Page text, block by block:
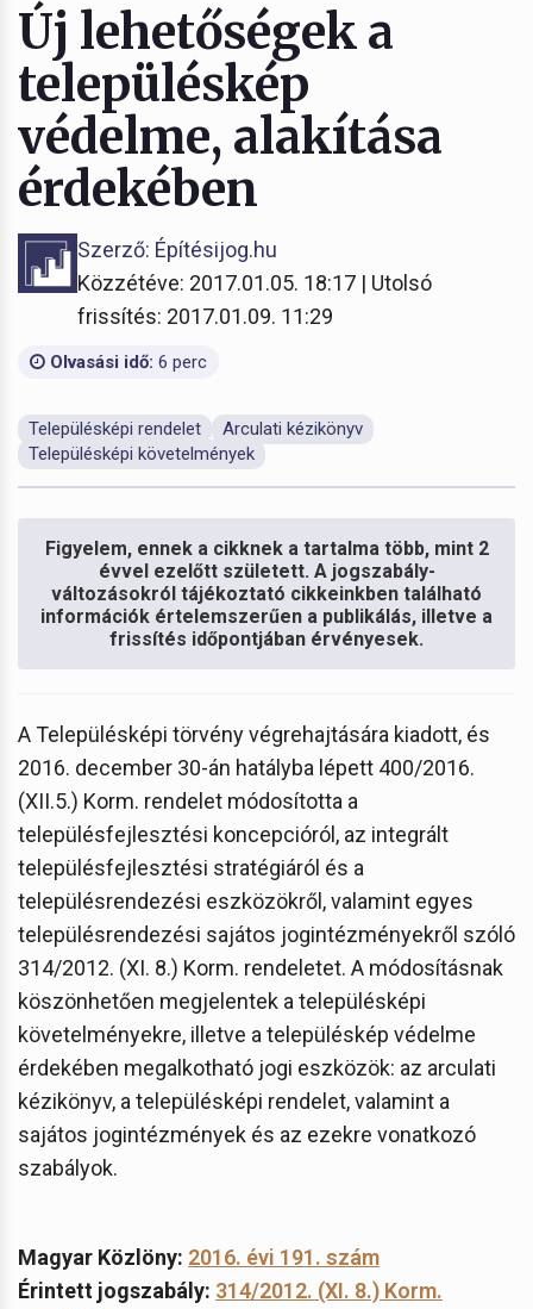
Új lehetőségek a
településkép
védelme, alakítása
érdekében
Szerző: Építésijog.hu
Közzétéve: 2017.01.05. 18:17 | Utolsó
frissítés: 2017.01.09. 11:29
Olvasási idő: 6 perc
Településképi rendelet
Arculati kézikönyv
Településképi követelmények
Figyelem, ennek a cikknek a tartalma több, mint 2
évvel ezelőtt született. A jogszabály-
változásokról tájékoztató cikkeinkben található
információk értelemszerűen a publikálás, illetve a
frissítés időpontjában érvényesek.
A Településképi törvény végrehajtására kiadott, és
2016. december 30-án hatályba lépett 400/2016.
(XII.5.) Korm. rendelet módosította a
településfejlesztési koncepcióról, az integrált
településfejlesztési stratégiáról és a
településrendezési eszközökről, valamint egyes
településrendezési sajátos jogintézményekről szóló
314/2012. (XI. 8.) Korm. rendeletet. A módosításnak
köszönhetően megjelentek a településképi
követelményekre, illetve a településkép védelme
érdekében megalkotható jogi eszközök: az arculati
kézikönyv, a településképi rendelet, valamint a
sajátos jogintézmények és az ezekre vonatkozó
szabályok.
Magyar Közlöny: 2016. évi 191. szám
Érintett jogszabály: 314/2012. (XI. 8.) Korm.